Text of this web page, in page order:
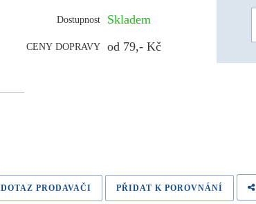
Dostupnost Skladem
CENY DOPRAVY od 79,- Kč
DOTAZ PRODAVAČI PŘIDAT K POROVNÁNÍ